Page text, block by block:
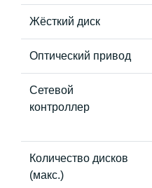
Жёсткий диск
Оптический привод
Сетевой
контроллер
Количество дисков
(макс.)